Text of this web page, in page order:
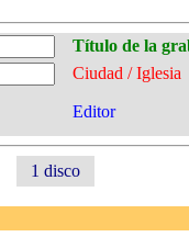
Título de la
Ciudad / Iglesia
Editor
1 disco